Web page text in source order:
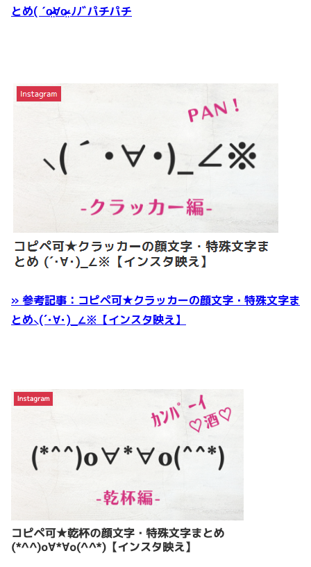
とめ( ˊo̴̶̷̤∀o̴̶̷̤ ﾉﾉﾞパチパチ
» 参考記事：コピペ可★クラッカーの顔文字・特殊文字ま
とめ⸜(´･∀･)_∠※【インスタ映え】